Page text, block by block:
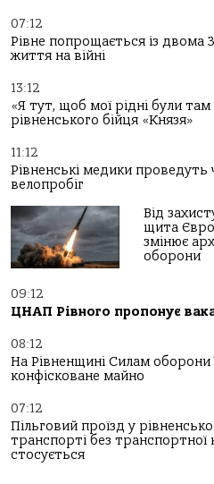
07:12
Рівне попрощається із двома
життя на війні
13:12
«Я тут, щоб мої рідні були там
рівненського бійця «Князя»
11:12
Рівненські медики проведуть
велопробіг
Від
щита
змінює
оборони
09:12
ЦНАП Рівного пропонує
08:12
На Рівненщині Силам оборони
конфісковане майно
07:12
Пільговий проїзд у
транспорті без транспортної
стосується